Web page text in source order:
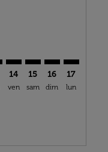
14
ven
15
sam
16
dim
17
lun